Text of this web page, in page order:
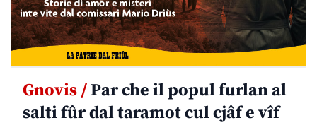
Gnovis /Par che il popul furlan al
salti fûr dal taramot cul cjâf e vîf